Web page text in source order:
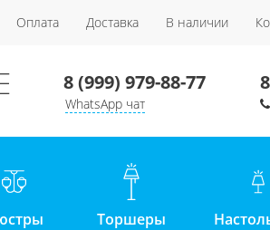
Оплата Доставка В наличии
8 (999) 979-88-77
WhatsApp чат
Торшеры